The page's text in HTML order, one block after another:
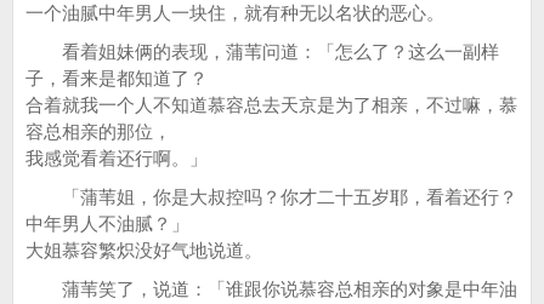
一个油腻中年男人一块住，就有种无以名状的恶心。
看着姐妹俩的表现，蒲苇问道：「怎么了？这么一副样
子，看来是都知道了？
合着就我一个人不知道慕容总去天京是为了相亲，不过嘛，慕
容总相亲的那位，
我感觉看着还行啊。」
「蒲苇姐，你是大叔控吗？你才二十五岁耶，看着还行？
中年男人不油腻？」
大姐慕容繁炽没好气地说道。
蒲苇笑了，说道：「谁跟你说慕容总相亲的对象是中年油